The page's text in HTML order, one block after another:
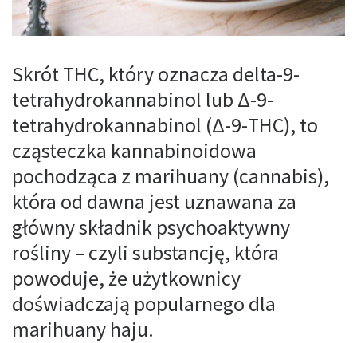
Skrót THC, który oznacza delta-9-
tetrahydrokannabinol lub Δ-9-
tetrahydrokannabinol (Δ-9-THC), to
cząsteczka kannabinoidowa
pochodząca z marihuany (cannabis),
która od dawna jest uznawana za
główny składnik psychoaktywny
rośliny – czyli substancję, która
powoduje, że użytkownicy
doświadczają popularnego dla
marihuany haju.